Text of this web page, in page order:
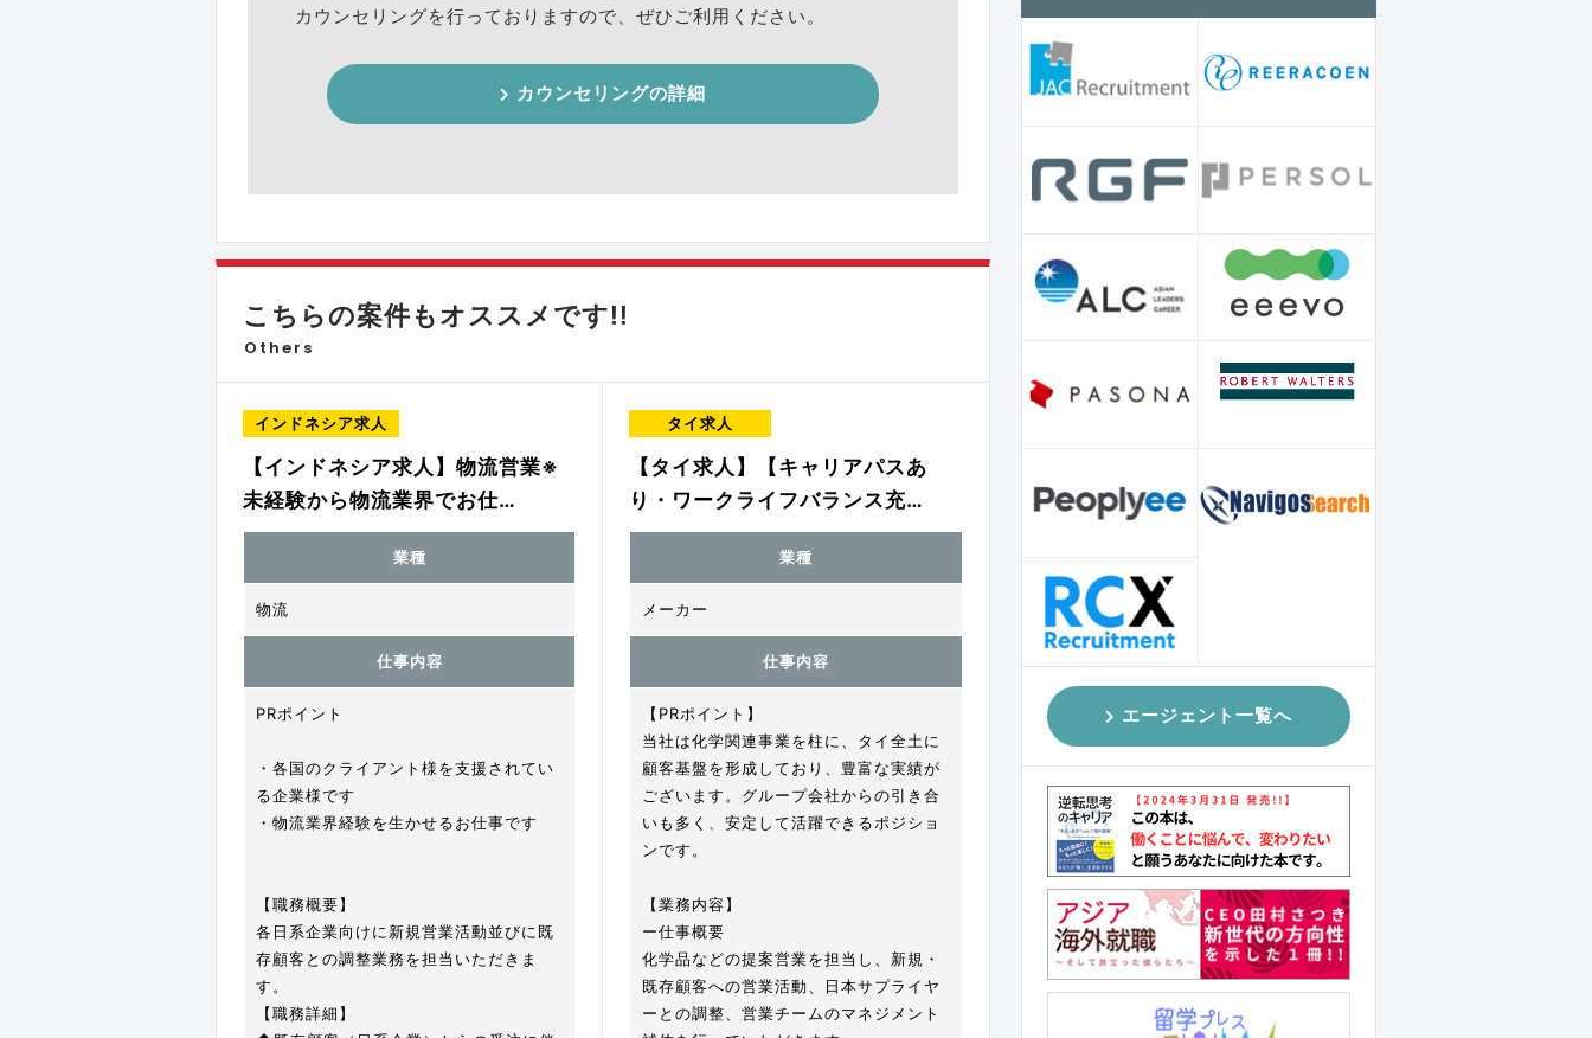
カウンセリングを行っておりますので、ぜひご利用ください。
カウンセリングの詳細
こちらの案件もオススメです!!
Others
インドネシア求人
【インドネシア求人】物流営業※
未経験から物流業界でお仕…
業種
物流
仕事内容
PRポイント
・各国のクライアント様を支援されてい
る企業様です
・物流業界経験を生かせるお仕事です
【職務概要】
各日系企業向けに新規営業活動並びに既
存顧客との調整業務を担当いただきま
す。
【職務詳細】
タイ求人
【タイ求人】【キャリアパスあ
り・ワークライフバランス充…
業種
メーカー
仕事内容
【PRポイント】
当社は化学関連事業を柱に、タイ全土に
顧客基盤を形成しており、豊富な実績が
ございます。グループ会社からの引き合
いも多く、安定して活躍できるポジショ
ンです。
【業務内容】
ー仕事概要
化学品などの提案営業を担当し、新規・
既存顧客への営業活動、日本サプライヤ
ーとの調整、営業チームのマネジメント
エージェント一覧へ